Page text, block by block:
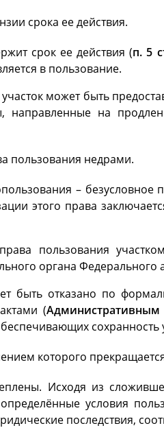
срока ее действия.
срок ее действия (п. 5
в пользование.
участок может быть
направленные на
пользования недрами.
–
этого права
пользования
органа Федерального
быть отказано по
(Административным
которого
Исходя из
условия
последствия,